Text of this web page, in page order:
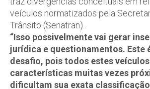
veículos normatizados pela
Trânsito (Senatran).
“Isso possivelmente vai gerar
jurídica e questionamentos. Este
desafio, pois todos estes
características muitas vezes
dificultam sua exata